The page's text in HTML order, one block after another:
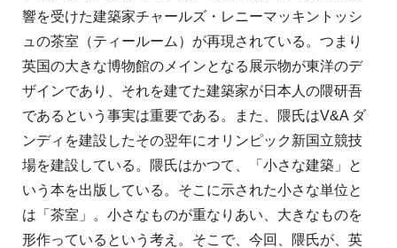
響を受けた建築家チャールズ・レニーマッキントッシ
ュの茶室（ティールーム）が再現されている。つまり
英国の大きな博物館のメインとなる展示物が東洋のデ
ザインであり、それを建てた建築家が日本人の隈研吾
であるという事実は重要である。また、隈氏はV&A ダ
ンディを建設したその翌年にオリンピック新国立競技
場を建設している。隈氏はかつて、「小さな建築」と
いう本を出版している。そこに示された小さな単位と
は「茶室」。小さなものが重なりあい、大きなものを
形作っているという考え。そこで、今回、隈氏が、英